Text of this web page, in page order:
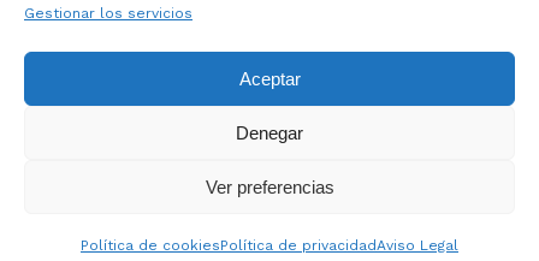
Gestionar los servicios
Aceptar
Denegar
Ver preferencias
Política de cookiesPolítica de privacidadAviso Legal
WEB BY NOSOTROS
POLÍTICA DE PRIVACIDAD